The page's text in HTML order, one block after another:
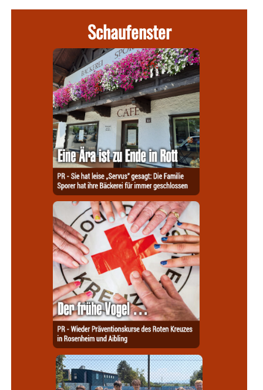
Schaufenster